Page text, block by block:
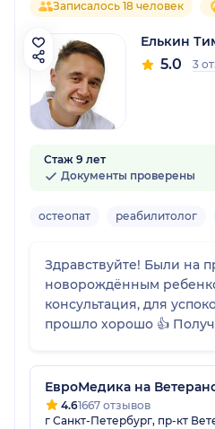
Записалось 18 человек
Елькин
5.0 3
Стаж 9 лет
Документы проверены
остеопат реабилитолог
Здравствуйте! Были на
новорождённым
консультация, для
прошло хорошо 👍
ЕвроМедика на
4.61667 отзывов
г Санкт-Петербург, пр-кт